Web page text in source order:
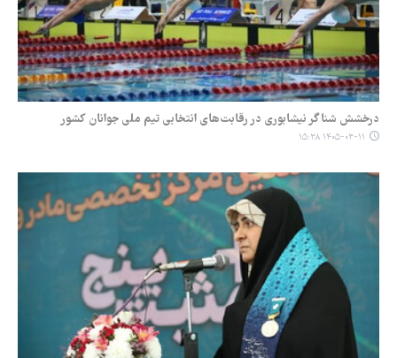
درخشش شناگر نیشابوری در رقابت‌های انتخابی تیم ملی جوانان کشور
۱۴۰۵-۰۳-۱۱ ۱۵:۳۸